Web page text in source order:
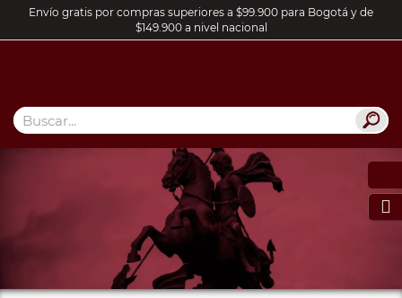
Envío gratis por compras superiores a $99.900 para Bogotá y de
$149.900 a nivel nacional
